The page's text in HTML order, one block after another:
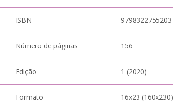
ISBN 9798322755203
Número de páginas 156
Edição 1 (2020)
Formato 16x23 (160x230)